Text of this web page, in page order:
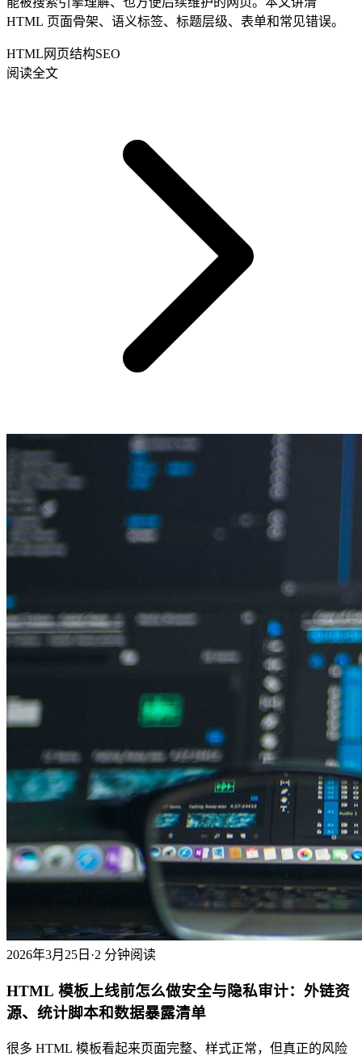
HTML 页面骨架、语义标签、标题层级、表单和常见错误。
HTML 网页结构SEO
阅读全文
2026年3月25日 ·2 分钟阅读
HTML 模板上线前怎么做安全与隐私审计：外链资
源、统计脚本和数据暴露清单
很多 HTML 模板看起来页面完整、样式正常，但真正的风险